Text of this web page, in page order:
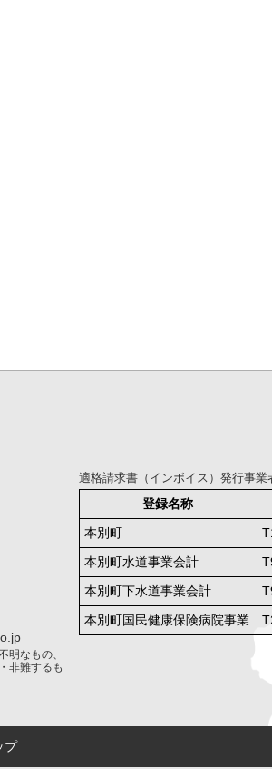
明なもの、
非難するも
適格請求書（インボイス）発行事業
登録名称
本別町
本別町水道事業会計
本別町下水道事業会計
本別町国民健康保険病院事業
プ